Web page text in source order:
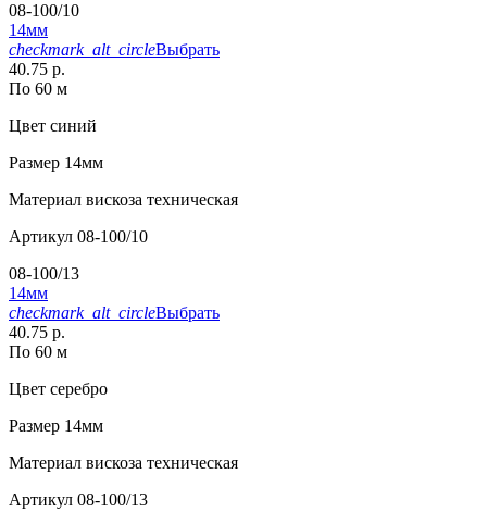
08-100/10
14мм
checkmark_alt_circleВыбрать
40.75 р.
По 60 м
Цвет синий
Размер 14мм
Материал вискоза техническая
Артикул 08-100/10
08-100/13
14мм
checkmark_alt_circleВыбрать
40.75 р.
По 60 м
Цвет серебро
Размер 14мм
Материал вискоза техническая
Артикул 08-100/13